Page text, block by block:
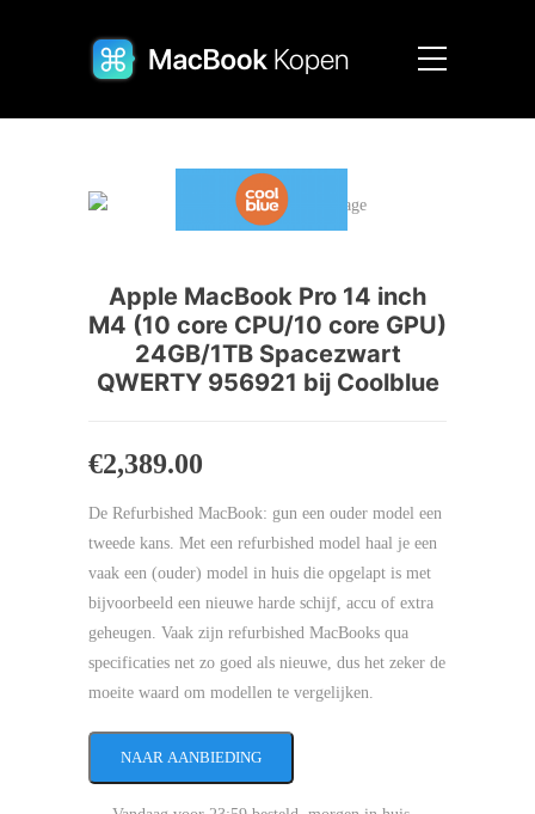
Apple MacBook Pro 14 inch
M4 (10 core CPU/10 core GPU)
24GB/1TB Spacezwart
QWERTY 956921 bij Coolblue
€2,389.00
De Refurbished MacBook: gun een ouder model een
tweede kans. Met een refurbished model haal je een
vaak een (ouder) model in huis die opgelapt is met
bijvoorbeeld een nieuwe harde schijf, accu of extra
geheugen. Vaak zijn refurbished MacBooks qua
specificaties net zo goed als nieuwe, dus het zeker de
moeite waard om modellen te vergelijken.
NAAR AANBIEDING